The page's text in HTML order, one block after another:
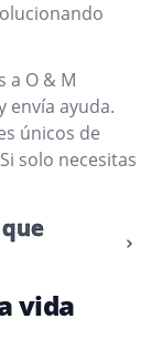
a O & M
envía ayuda.
únicos de
solo necesitas
vida